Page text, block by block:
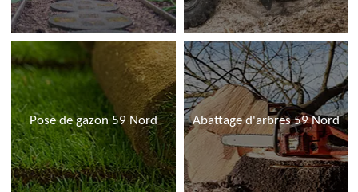
Pose de gazon 59 Nord Abattage d'arbres 59 Nord